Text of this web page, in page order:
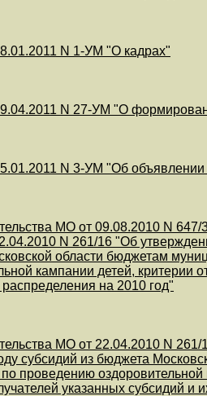
N 1-УМ "О кадрах"
N 27-УМ "О
N 3-УМ "Об объявлении
МО от 09.08.2010 N
N 261/16 "Об
области бюджетам
кампании детей, критерии
на 2010 год"
МО от 22.04.2010 N
субсидий из бюджета
проведению
указанных субсидий и